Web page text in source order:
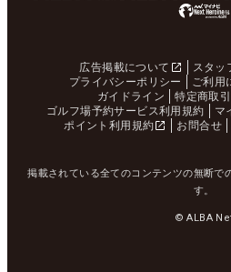
広告掲載について スタッ
プライバシーポリシー
ご利用
ガイドライン
特定商取
ゴルフ場予約サービス利用規約
マ
ポイント利用規約
お問合せ
掲載されている全てのコンテンツの無断で
す。
© ALBA